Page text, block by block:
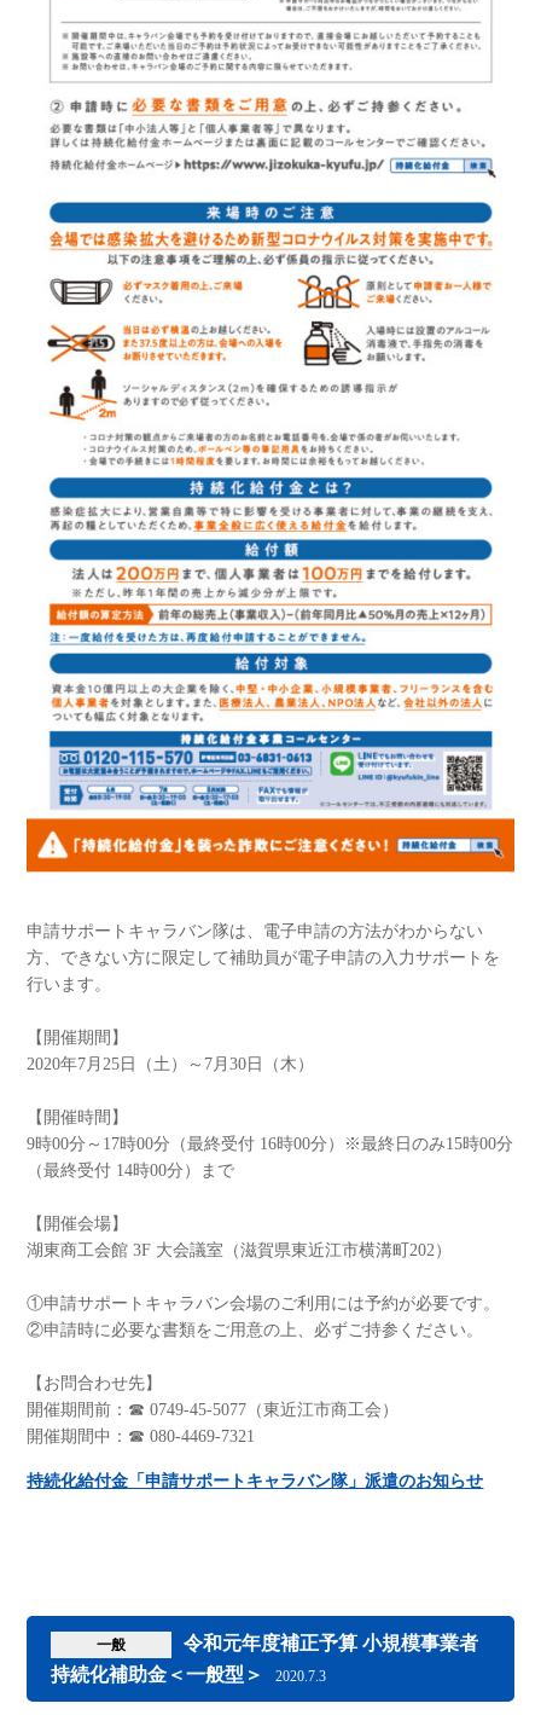
申請サポートキャラバン隊は、電子申請の方法がわからない
方、できない方に限定して補助員が電子申請の入力サポートを
行います。
【開催期間】
2020年7月25日（土）～7月30日（木）
【開催時間】
9時00分～17時00分（最終受付 16時00分）※最終日のみ15時00分
（最終受付 14時00分）まで
【開催会場】
湖東商工会館 3F 大会議室（滋賀県東近江市横溝町202）
①申請サポートキャラバン会場のご利用には予約が必要です。
②申請時に必要な書類をご用意の上、必ずご持参ください。
【お問合わせ先】
開催期間前：☎ 0749-45-5077（東近江市商工会）
開催期間中：☎ 080-4469-7321
持続化給付金「申請サポートキャラバン隊」派遣のお知らせ
一般
令和元年度補正予算 小規模事業者
持続化補助金＜一般型＞
2020.7.3